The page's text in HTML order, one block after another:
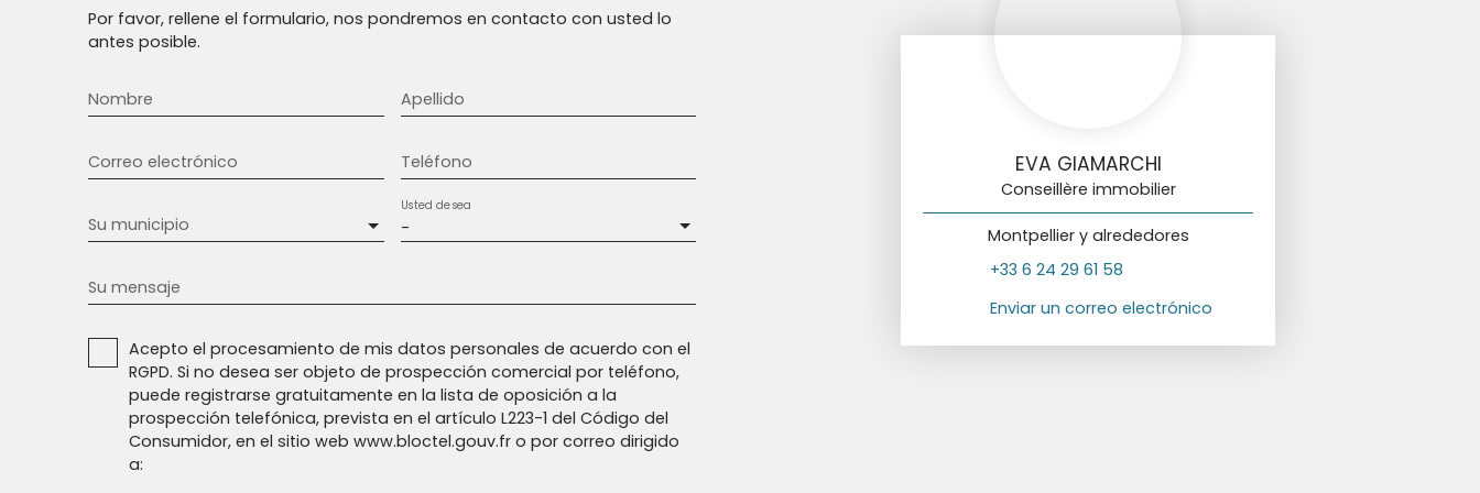
Por favor, rellene el formulario, nos pondremos en contacto con usted lo
antes posible.
Nombre Apellido
Correo electrónico Teléfono
Su municipio -
Usted desea
Su mensaje
Acepto el procesamiento de mis datos personales de acuerdo con el
RGPD. Si no desea ser objeto de prospección comercial por teléfono,
puede registrarse gratuitamente en la lista de oposición a la
prospección telefónica, prevista en el artículo L223-1 del Código del
Consumidor, en el sitio web www.bloctel.gouv.fr o por correo dirigido
a:
EVA GIAMARCHI
Conseillère immobilier
Montpellier y alrededores
+33 6 24 29 61 58
Enviar un correo electrónico